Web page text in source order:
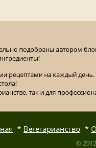
подобраны автором
рецептами на каждый день.
так и для
Вегетарианство
©